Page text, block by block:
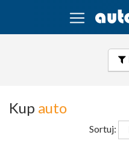
Kup auto
Sortuj: